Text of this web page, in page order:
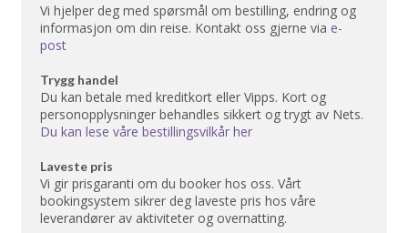
Vi hjelper deg med spørsmål om bestilling, endring og
informasjon om din reise. Kontakt oss gjerne via e-
post
Trygg handel
Du kan betale med kreditkort eller Vipps. Kort og
personopplysninger behandles sikkert og trygt av Nets.
Du kan lese våre bestillingsvilkår her
Laveste pris
Vi gir prisgaranti om du booker hos oss. Vårt
bookingsystem sikrer deg laveste pris hos våre
leverandører av aktiviteter og overnatting.